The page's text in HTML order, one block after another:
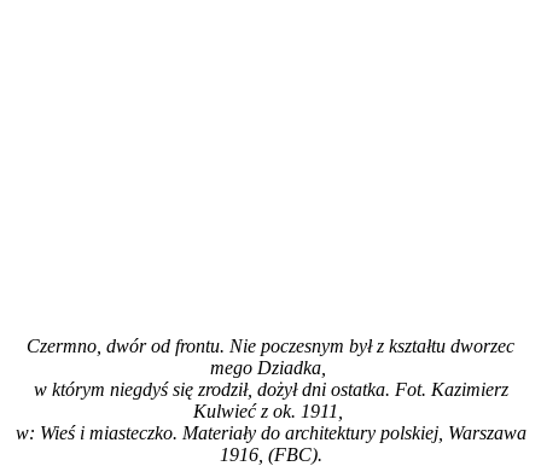
Czermno, dwór od frontu. Nie poczesnym był z kształtu dworzec
mego Dziadka,
w którym niegdyś się zrodził, dożył dni ostatka. Fot. Kazimierz
Kulwieć z ok. 1911,
w: Wieś i miasteczko. Materiały do architektury polskiej, Warszawa
1916, (FBC).